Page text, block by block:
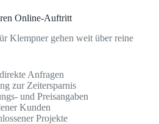
Online-Auftritt
Klempner gehen weit über reine
Anfragen
zur Zeitersparnis
und Preisangaben
Kunden
Projekte